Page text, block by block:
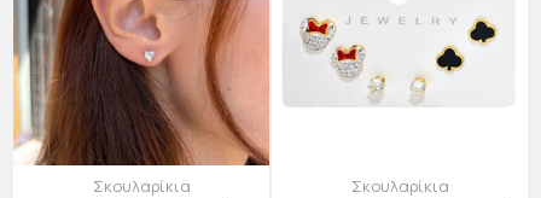
Σκουλαρίκια Σκουλαρίκια